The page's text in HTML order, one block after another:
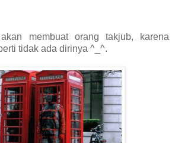
membuat orang takjub, karena
tidak ada dirinya ^_^.